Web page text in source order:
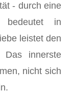
- durch eine
bedeutet in
leistet den
Das innerste
nicht sich